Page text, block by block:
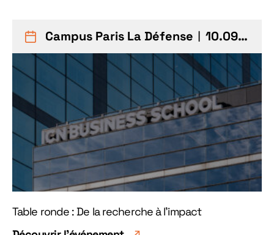
Campus Paris La Défense ︱10.09.26
Table ronde : De la recherche à l'impact